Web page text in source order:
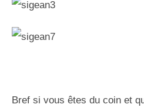
Bref si vous êtes du coin et